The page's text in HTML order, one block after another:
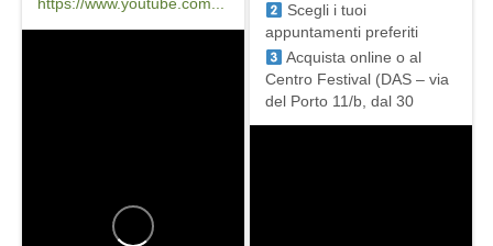
https://www.youtube.com...
Scegli i tuoi
appuntamenti preferiti
Acquista online o al
Centro Festival (DAS – via
del Porto 11/b, dal 30
ottobre...